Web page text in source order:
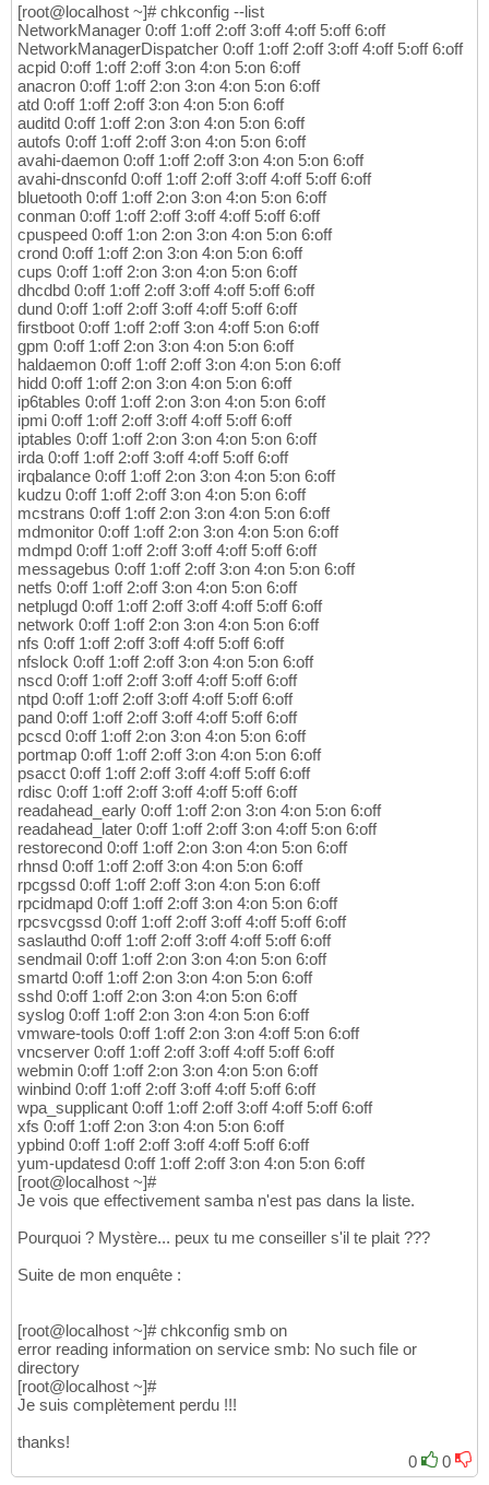
[root@localhost ~]# chkconfig --list
NetworkManager 0:off 1:off 2:off 3:off 4:off 5:off 6:off
NetworkManagerDispatcher 0:off 1:off 2:off 3:off 4:off 5:off 6:off
acpid 0:off 1:off 2:off 3:on 4:on 5:on 6:off
anacron 0:off 1:off 2:on 3:on 4:on 5:on 6:off
atd 0:off 1:off 2:off 3:on 4:on 5:on 6:off
auditd 0:off 1:off 2:on 3:on 4:on 5:on 6:off
autofs 0:off 1:off 2:off 3:on 4:on 5:on 6:off
avahi-daemon 0:off 1:off 2:off 3:on 4:on 5:on 6:off
avahi-dnsconfd 0:off 1:off 2:off 3:off 4:off 5:off 6:off
bluetooth 0:off 1:off 2:on 3:on 4:on 5:on 6:off
conman 0:off 1:off 2:off 3:off 4:off 5:off 6:off
cpuspeed 0:off 1:on 2:on 3:on 4:on 5:on 6:off
crond 0:off 1:off 2:on 3:on 4:on 5:on 6:off
cups 0:off 1:off 2:on 3:on 4:on 5:on 6:off
dhcdbd 0:off 1:off 2:off 3:off 4:off 5:off 6:off
dund 0:off 1:off 2:off 3:off 4:off 5:off 6:off
firstboot 0:off 1:off 2:off 3:on 4:off 5:on 6:off
gpm 0:off 1:off 2:on 3:on 4:on 5:on 6:off
haldaemon 0:off 1:off 2:off 3:on 4:on 5:on 6:off
hidd 0:off 1:off 2:on 3:on 4:on 5:on 6:off
ip6tables 0:off 1:off 2:on 3:on 4:on 5:on 6:off
ipmi 0:off 1:off 2:off 3:off 4:off 5:off 6:off
iptables 0:off 1:off 2:on 3:on 4:on 5:on 6:off
irda 0:off 1:off 2:off 3:off 4:off 5:off 6:off
irqbalance 0:off 1:off 2:on 3:on 4:on 5:on 6:off
kudzu 0:off 1:off 2:off 3:on 4:on 5:on 6:off
mcstrans 0:off 1:off 2:on 3:on 4:on 5:on 6:off
mdmonitor 0:off 1:off 2:on 3:on 4:on 5:on 6:off
mdmpd 0:off 1:off 2:off 3:off 4:off 5:off 6:off
messagebus 0:off 1:off 2:off 3:on 4:on 5:on 6:off
netfs 0:off 1:off 2:off 3:on 4:on 5:on 6:off
netplugd 0:off 1:off 2:off 3:off 4:off 5:off 6:off
network 0:off 1:off 2:on 3:on 4:on 5:on 6:off
nfs 0:off 1:off 2:off 3:off 4:off 5:off 6:off
nfslock 0:off 1:off 2:off 3:on 4:on 5:on 6:off
nscd 0:off 1:off 2:off 3:off 4:off 5:off 6:off
ntpd 0:off 1:off 2:off 3:off 4:off 5:off 6:off
pand 0:off 1:off 2:off 3:off 4:off 5:off 6:off
pcscd 0:off 1:off 2:on 3:on 4:on 5:on 6:off
portmap 0:off 1:off 2:off 3:on 4:on 5:on 6:off
psacct 0:off 1:off 2:off 3:off 4:off 5:off 6:off
rdisc 0:off 1:off 2:off 3:off 4:off 5:off 6:off
readahead_early 0:off 1:off 2:on 3:on 4:on 5:on 6:off
readahead_later 0:off 1:off 2:off 3:on 4:off 5:on 6:off
restorecond 0:off 1:off 2:on 3:on 4:on 5:on 6:off
rhnsd 0:off 1:off 2:off 3:on 4:on 5:on 6:off
rpcgssd 0:off 1:off 2:off 3:on 4:on 5:on 6:off
rpcidmapd 0:off 1:off 2:off 3:on 4:on 5:on 6:off
rpcsvcgssd 0:off 1:off 2:off 3:off 4:off 5:off 6:off
saslauthd 0:off 1:off 2:off 3:off 4:off 5:off 6:off
sendmail 0:off 1:off 2:on 3:on 4:on 5:on 6:off
smartd 0:off 1:off 2:on 3:on 4:on 5:on 6:off
sshd 0:off 1:off 2:on 3:on 4:on 5:on 6:off
syslog 0:off 1:off 2:on 3:on 4:on 5:on 6:off
vmware-tools 0:off 1:off 2:on 3:on 4:off 5:on 6:off
vncserver 0:off 1:off 2:off 3:off 4:off 5:off 6:off
webmin 0:off 1:off 2:on 3:on 4:on 5:on 6:off
winbind 0:off 1:off 2:off 3:off 4:off 5:off 6:off
wpa_supplicant 0:off 1:off 2:off 3:off 4:off 5:off 6:off
xfs 0:off 1:off 2:on 3:on 4:on 5:on 6:off
ypbind 0:off 1:off 2:off 3:off 4:off 5:off 6:off
yum-updatesd 0:off 1:off 2:off 3:on 4:on 5:on 6:off
[root@localhost ~]#
Je vois que effectivement samba n'est pas dans la liste.
Pourquoi ? Mystère... peux tu me conseiller s'il te plait ???
Suite de mon enquête :
[root@localhost ~]# chkconfig smb on
error reading information on service smb: No such file or
directory
[root@localhost ~]#
Je suis complètement perdu !!!
thanks!
0
0